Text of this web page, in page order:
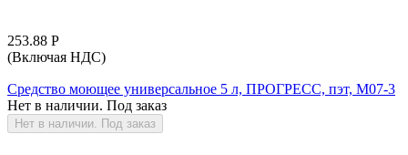
253.88 Р
(Включая НДС)
Средство моющее универсальное 5 л, ПРОГРЕСС, пэт, М07-3
Нет в наличии. Под заказ
Нет в наличии. Под заказ